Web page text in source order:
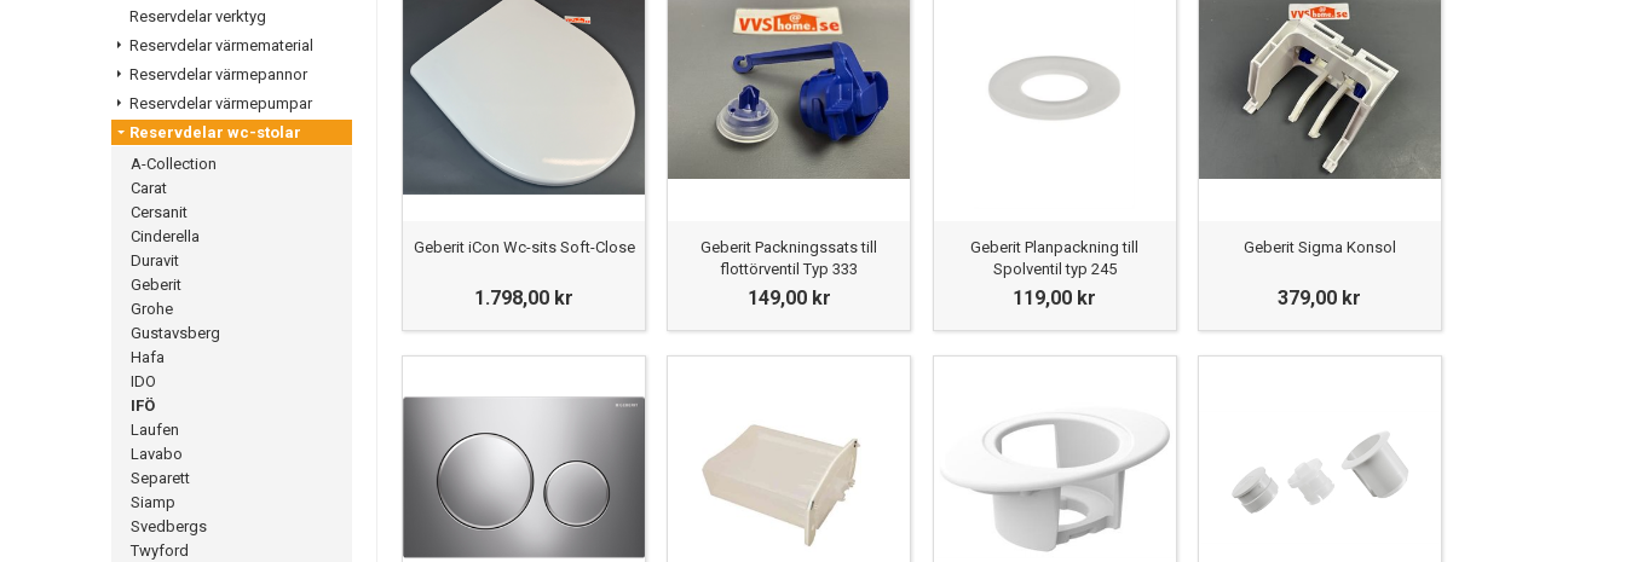
Reservdelar verktyg
Reservdelar värmematerial
Reservdelar värmepannor
Reservdelar värmepumpar
Reservdelar wc-stolar
A-Collection
Carat
Cersanit
Cinderella
Duravit
Geberit
Grohe
Gustavsberg
Hafa
IDO
IFÖ
Laufen
Lavabo
Separett
Siamp
Svedbergs
Twyford
Geberit iCon Wc-sits Soft-Close
1.798,00 kr
Geberit Packningssats till
flottörventil Typ 333
149,00 kr
Geberit Planpackning till
Spolventil typ 245
119,00 kr
Geberit Sigma Konsol
379,00 kr